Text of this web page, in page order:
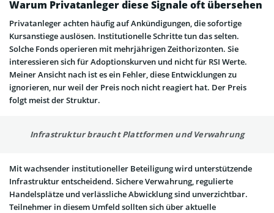
Warum Privatanleger diese Signale oft übersehen
Privatanleger achten häufig auf Ankündigungen, die sofortige
Kursanstiege auslösen. Institutionelle Schritte tun das selten.
Solche Fonds operieren mit mehrjährigen Zeithorizonten. Sie
interessieren sich für Adoptionskurven und nicht für RSI Werte.
Meiner Ansicht nach ist es ein Fehler, diese Entwicklungen zu
ignorieren, nur weil der Preis noch nicht reagiert hat. Der Preis
folgt meist der Struktur.
Infrastruktur braucht Plattformen und Verwahrung
Mit wachsender institutioneller Beteiligung wird unterstützende
Infrastruktur entscheidend. Sichere Verwahrung, regulierte
Handelsplätze und verlässliche Abwicklung sind unverzichtbar.
Teilnehmer in diesem Umfeld sollten sich über aktuelle